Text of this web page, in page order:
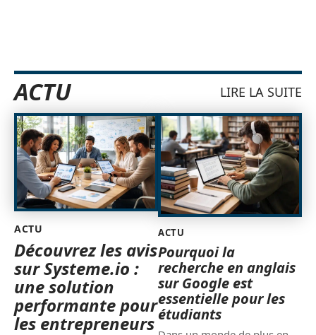
ACTU LIRE LA SUITE
ACTU
Découvrez les avis
sur Systeme.io :
une solution
performante pour
les entrepreneurs
ACTU
Pourquoi la
recherche en anglais
sur Google est
essentielle pour les
étudiants